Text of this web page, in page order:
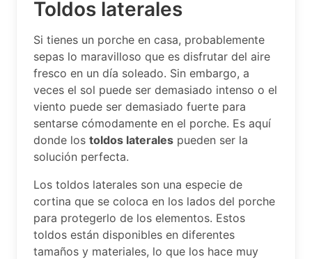
Toldos laterales
Si tienes un porche en casa, probablemente
sepas lo maravilloso que es disfrutar del aire
fresco en un día soleado. Sin embargo, a
veces el sol puede ser demasiado intenso o el
viento puede ser demasiado fuerte para
sentarse cómodamente en el porche. Es aquí
donde los toldos laterales pueden ser la
solución perfecta.
Los toldos laterales son una especie de
cortina que se coloca en los lados del porche
para protegerlo de los elementos. Estos
toldos están disponibles en diferentes
tamaños y materiales, lo que los hace muy